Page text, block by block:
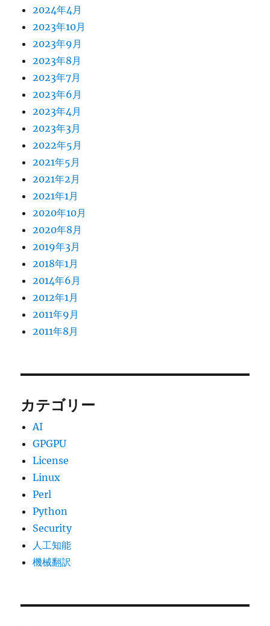
2024年4月
2023年10月
2023年9月
2023年8月
2023年7月
2023年6月
2023年4月
2023年3月
2022年5月
2021年5月
2021年2月
2021年1月
2020年10月
2020年8月
2019年3月
2018年1月
2014年6月
2012年1月
2011年9月
2011年8月
カテゴリー
AI
GPGPU
License
Linux
Perl
Python
Security
人工知能
機械翻訳